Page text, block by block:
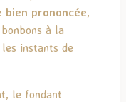
bien prononcée,
à la
instants de
le fondant